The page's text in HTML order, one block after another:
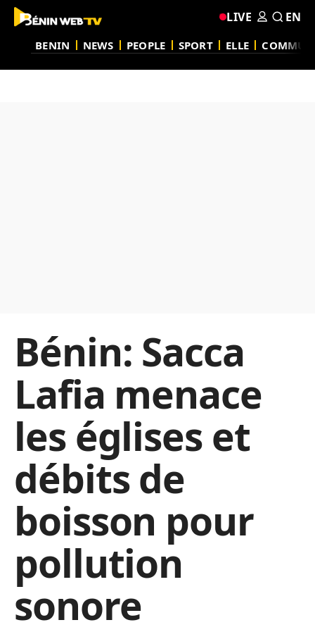
BENIN NEWS PEOPLE SPORT ELLE
LIVE EN
Bénin: Sacca
Lafia menace
les églises et
débits de
boisson pour
pollution
sonore